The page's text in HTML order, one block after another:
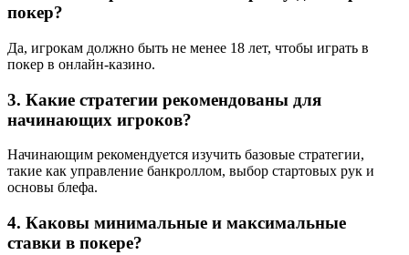
покер?
Да, игрокам должно быть не менее 18 лет, чтобы играть в
покер в онлайн-казино.
3. Какие стратегии рекомендованы для
начинающих игроков?
Начинающим рекомендуется изучить базовые стратегии,
такие как управление банкроллом, выбор стартовых рук и
основы блефа.
4. Каковы минимальные и максимальные
ставки в покере?